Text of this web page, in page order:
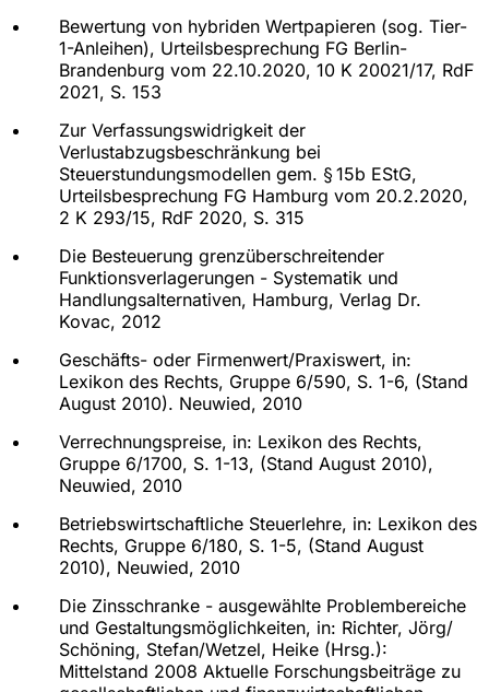
Bewertung von hybriden Wertpapieren (sog. Tier-
1-Anleihen), Urteilsbesprechung FG Berlin-
Brandenburg vom 22.10.2020, 10 K 20021/17, RdF
2021, S. 153
Zur Verfassungswidrigkeit der
Verlustabzugsbeschränkung bei
Steuerstundungsmodellen gem. § 15b EStG,
Urteilsbesprechung FG Hamburg vom 20.2.2020,
2 K 293/15, RdF 2020, S. 315
Die Besteuerung grenzüberschreitender
Funktionsverlagerungen - Systematik und
Handlungsalternativen, Hamburg, Verlag Dr.
Kovac, 2012
Geschäfts- oder Firmenwert/Praxiswert, in:
Lexikon des Rechts, Gruppe 6/590, S. 1-6, (Stand
August 2010). Neuwied, 2010
Verrechnungspreise, in: Lexikon des Rechts,
Gruppe 6/1700, S. 1-13, (Stand August 2010),
Neuwied, 2010
Betriebswirtschaftliche Steuerlehre, in: Lexikon des
Rechts, Gruppe 6/180, S. 1-5, (Stand August
2010), Neuwied, 2010
Die Zinsschranke - ausgewählte Problembereiche
und Gestaltungsmöglichkeiten, in: Richter, Jörg/
Schöning, Stefan/Wetzel, Heike (Hrsg.):
Mittelstand 2008 Aktuelle Forschungsbeiträge zu